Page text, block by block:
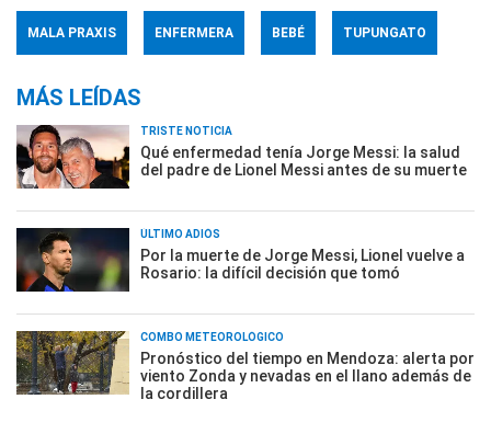
MALA PRAXIS ENFERMERA BEBÉ TUPUNGATO
MÁS LEÍDAS
TRISTE NOTICIA
Qué enfermedad tenía Jorge Messi: la salud
del padre de Lionel Messi antes de su muerte
ÚLTIMO ADIÓS
Por la muerte de Jorge Messi, Lionel vuelve a
Rosario: la difícil decisión que tomó
COMBO METEOROLÓGICO
Pronóstico del tiempo en Mendoza: alerta por
viento Zonda y nevadas en el llano además de
la cordillera